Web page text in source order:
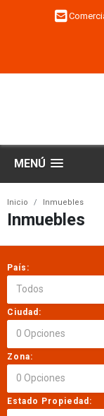
MENÚ
Inicio Inmuebles
Inmuebles
País:
Todos
Ciudad:
0 Opciones
Zona:
0 Opciones
Estado Propiedad: